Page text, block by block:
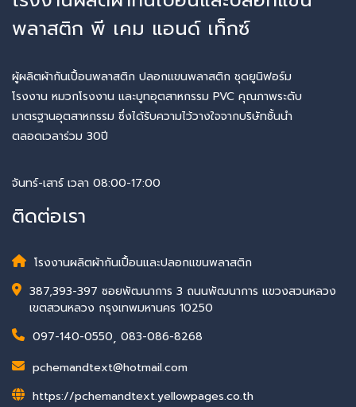
พลาสติก พี เคม แอนด์ เท็กซ์
ผู้ผลิตผ้ากันเปื้อนพลาสติก ปลอกแขนพลาสติก ชุดยูนิฟอร์ม
โรงงาน หมวกโรงงาน และบูทอุตสาหกรรม PVC คุณภาพระดับ
มาตรฐานอุตสาหกรรม ซึ่งได้รับความไว้วางใจจากบริษัทชั้นนำ
ตลอดเวลาร่วม 30ปี
จันทร์-เสาร์ เวลา 08:00-17:00
ติดต่อเรา
โรงงานผลิตผ้ากันเปื้อนและปลอกแขนพลาสติก
387,393-397 ซอยพัฒนาการ 3 ถนนพัฒนาการ แขวงสวนหลวง
เขตสวนหลวง กรุงเทพมหานคร 10250
097-140-0550, 083-086-8268
pchemandtext@hotmail.com
https://pchemandtext.yellowpages.co.th